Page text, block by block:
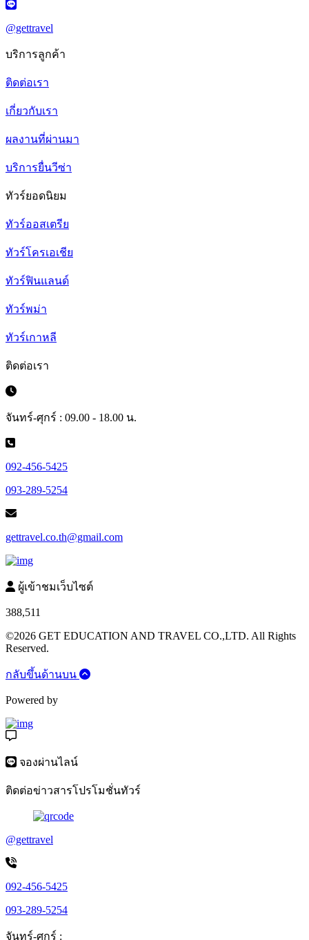
@gettravel
บริการลูกค้า
ติดต่อเรา
เกี่ยวกับเรา
ผลงานที่ผ่านมา
บริการยื่นวีซ่า
ทัวร์ยอดนิยม
ทัวร์ออสเตรีย
ทัวร์โครเอเชีย
ทัวร์ฟินแลนด์
ทัวร์พม่า
ทัวร์เกาหลี
ติดต่อเรา
จันทร์-ศุกร์ : 09.00 - 18.00 น.
092-456-5425
093-289-5254
gettravel.co.th@gmail.com
ผู้เข้าชมเว็บไซต์
388,511
©2026 GET EDUCATION AND TRAVEL CO.,LTD. All Rights
Reserved.
กลับขึ้นด้านบน
Powered by
จองผ่านไลน์
ติดต่อข่าวสารโปรโมชั่นทัวร์
@gettravel
092-456-5425
093-289-5254
จันทร์-ศุกร์ :